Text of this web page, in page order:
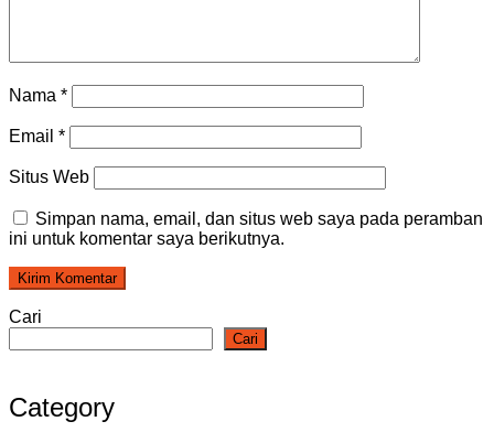
Nama *
Email *
Situs Web
Simpan nama, email, dan situs web saya pada peramban
ini untuk komentar saya berikutnya.
Cari
Cari
Category